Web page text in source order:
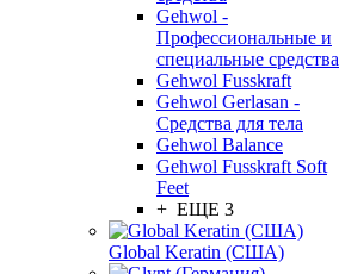
Gehwol -
Профессиональные и
специальные средства
Gehwol Fusskraft
Gehwol Gerlasan -
Средства для тела
Gehwol Balance
Gehwol Fusskraft Soft
Feet
+ ЕЩЕ 3
Global Keratin (США)